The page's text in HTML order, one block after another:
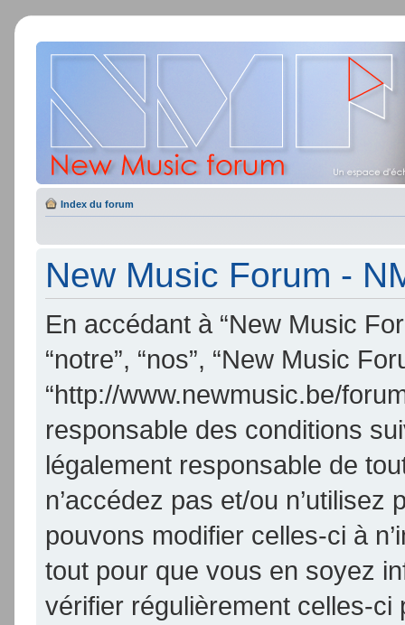
Index du forum
New Music Forum -
En accédant à “New Music
“notre”, “nos”, “New Music
“http://www.newmusic.be/
responsable des conditions
légalement responsable de
n’accédez pas et/ou
pouvons modifier celles-ci à
tout pour que vous en soyez
vérifier régulièrement celles-